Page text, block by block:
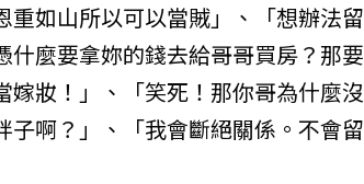
如山所以可以當賊」、「想辦法留
麼要拿妳的錢去給哥哥買房？那要
妝！」、「笑死！那你哥為什麼沒
啊？」、「我會斷絕關係。不會留